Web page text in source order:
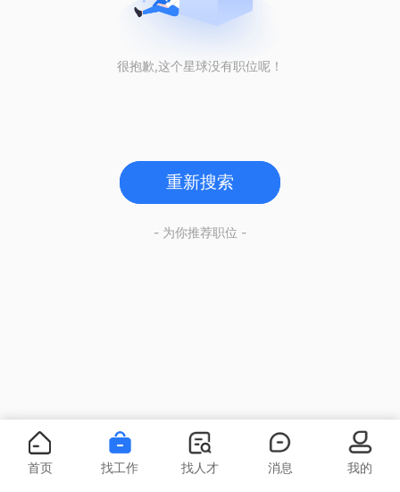
很抱歉,这个星球没有职位呢！
重新搜索
- 为你推荐职位 -
首页 找工作 找人才 消息 我的